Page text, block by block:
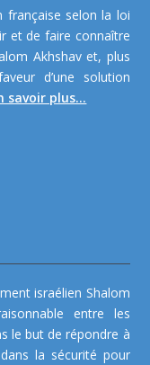
française selon la loi
et de faire connaître
Akhshav et, plus
d’une solution
savoir plus...
israélien Shalom
entre les
le but de répondre à
la sécurité pour